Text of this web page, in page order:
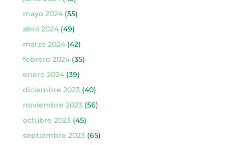
mayo 2024(55)
abril 2024(49)
marzo 2024(42)
febrero 2024(35)
enero 2024(39)
diciembre 2023(40)
noviembre 2023(56)
octubre 2023(45)
septiembre 2023(65)